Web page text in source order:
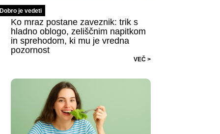
Dobro je vedeti
Ko mraz postane zaveznik: trik s
hladno oblogo, zeliščnim napitkom
in sprehodom, ki mu je vredna
pozornost
VEČ >